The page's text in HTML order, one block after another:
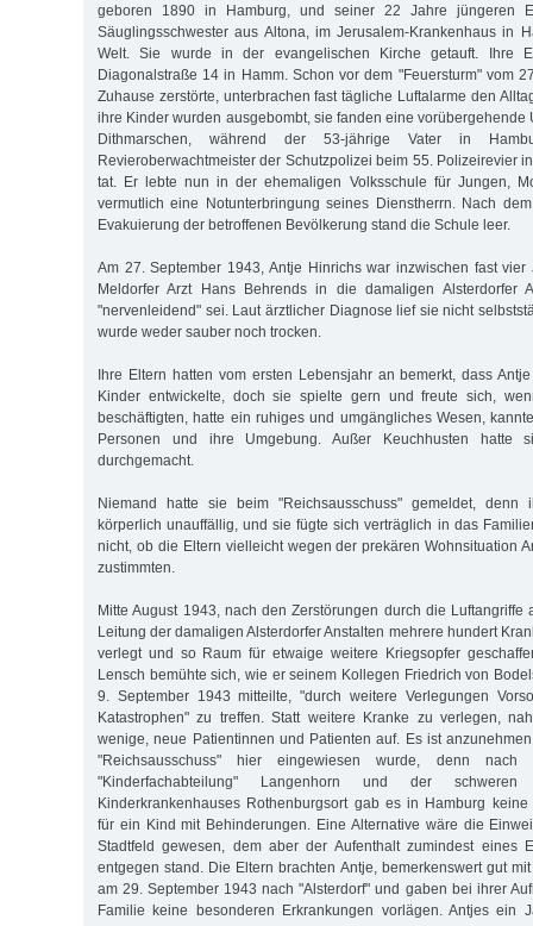
geboren 1890 in Hamburg, und seiner 22 Jahre jüngeren
Säuglingsschwester aus Altona, im Jerusalem-Krankenhaus in
Welt. Sie wurde in der evangelischen Kirche getauft. Ihre
Diagonalstraße 14 in Hamm. Schon vor dem "Feuersturm" vom
Zuhause zerstörte, unterbrachen fast tägliche Luftalarme den
ihre Kinder wurden ausgebombt, sie fanden eine vorübergehende
Dithmarschen, während der 53-jährige Vater in
Revieroberwachtmeister der Schutzpolizei beim 55. Polizeirevier
tat. Er lebte nun in der ehemaligen Volksschule für Jungen,
vermutlich eine Notunterbringung seines Dienstherrn. Nach
Evakuierung der betroffenen Bevölkerung stand die Schule leer.
Am 27. September 1943, Antje Hinrichs war inzwischen fast
Meldorfer Arzt Hans Behrends in die damaligen Alsterdorfer
"nervenleidend" sei. Laut ärztlicher Diagnose lief sie nicht
wurde weder sauber noch trocken.
Ihre Eltern hatten vom ersten Lebensjahr an bemerkt, dass
Kinder entwickelte, doch sie spielte gern und freute sich,
beschäftigten, hatte ein ruhiges und umgängliches Wesen,
Personen und ihre Umgebung. Außer Keuchhusten hatte
durchgemacht.
Niemand hatte sie beim "Reichsausschuss" gemeldet, denn
körperlich unauffällig, und sie fügte sich verträglich in das
nicht, ob die Eltern vielleicht wegen der prekären Wohnsituation
zustimmten.
Mitte August 1943, nach den Zerstörungen durch die Luftangriffe
Leitung der damaligen Alsterdorfer Anstalten mehrere hundert
verlegt und so Raum für etwaige weitere Kriegsopfer
Lensch bemühte sich, wie er seinem Kollegen Friedrich von
9. September 1943 mitteilte, "durch weitere Verlegungen
Katastrophen" zu treffen. Statt weitere Kranke zu verlegen,
wenige, neue Patientinnen und Patienten auf. Es ist
"Reichsausschuss" hier eingewiesen wurde, denn
"Kinderfachabteilung" Langenhorn und der schweren
Kinderkrankenhauses Rothenburgsort gab es in Hamburg keine
für ein Kind mit Behinderungen. Eine Alternative wäre die
Stadtfeld gewesen, dem aber der Aufenthalt zumindest eines
entgegen stand. Die Eltern brachten Antje, bemerkenswert gut
am 29. September 1943 nach "Alsterdorf" und gaben bei ihrer
Familie keine besonderen Erkrankungen vorlägen. Antjes ein